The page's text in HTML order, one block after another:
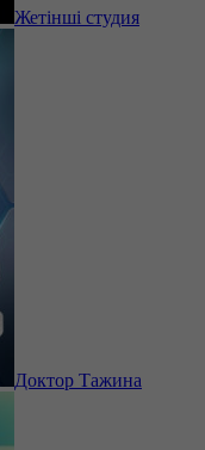
Жетінші студия
Доктор Тажина